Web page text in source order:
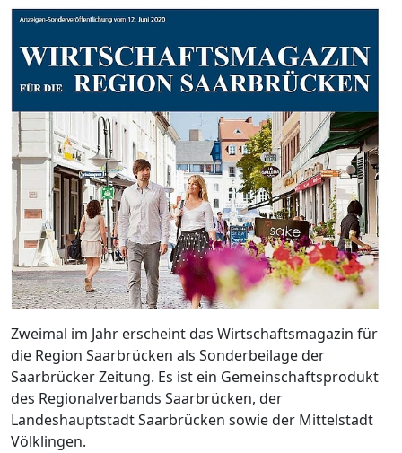
Zweimal im Jahr erscheint das Wirtschaftsmagazin für
die Region Saarbrücken als Sonderbeilage der
Saarbrücker Zeitung. Es ist ein Gemeinschaftsprodukt
des Regionalverbands Saarbrücken, der
Landeshauptstadt Saarbrücken sowie der Mittelstadt
Völklingen.